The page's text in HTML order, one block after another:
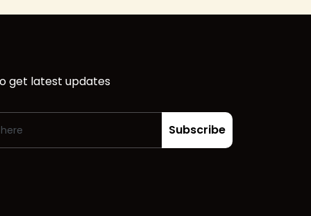
get latest updates
Subscribe